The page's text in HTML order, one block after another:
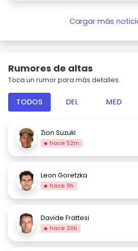
Cargar más
Rumores de altas
Toca un rumor para más detalles.
TODOS DEL MED
Zion Suzuki
hace 52m
Leon Goretzka
hace 9h
Davide Frattesi
hace 20h